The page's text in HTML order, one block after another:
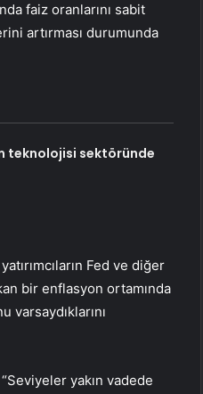
faiz oranlarını sabit
artırması durumunda
teknolojisi sektöründe
Fed ve diğer
bir enflasyon ortamında
yakın vadede